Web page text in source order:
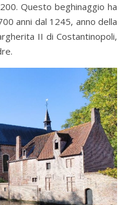
Questo beghinaggio ha
anni dal 1245, anno della
II di Costantinopoli,